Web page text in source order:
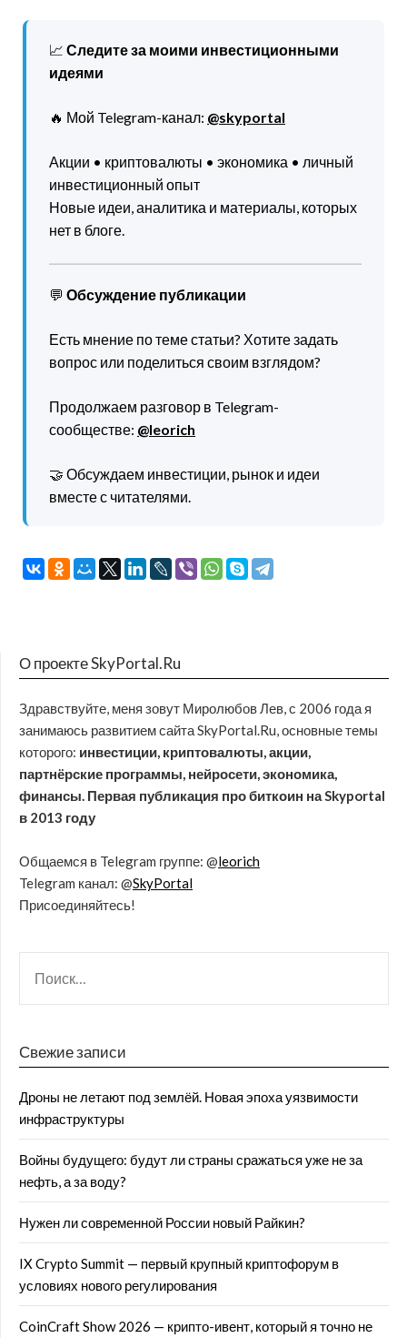
📈 Следите за моими инвестиционными
идеями
🔥 Мой Telegram-канал: @skyportal
Акции • криптовалюты • экономика • личный
инвестиционный опыт
Новые идеи, аналитика и материалы, которых
нет в блоге.
💬 Обсуждение публикации
Есть мнение по теме статьи? Хотите задать
вопрос или поделиться своим взглядом?
Продолжаем разговор в Telegram-
сообществе: @leorich
🤝 Обсуждаем инвестиции, рынок и идеи
вместе с читателями.
О проекте SkyPortal.Ru
Здравствуйте, меня зовут Миролюбов Лев, с 2006 года я
занимаюсь развитием сайта SkyPortal.Ru, основные темы
которого: инвестиции, криптовалюты, акции,
партнёрские программы, нейросети, экономика,
финансы. Первая публикация про биткоин на Skyportal
в 2013 году
Общаемся в Telegram группе: @leorich
Telegram канал: @SkyPortal
Присоединяйтесь!
Свежие записи
Дроны не летают под землёй. Новая эпоха уязвимости
инфраструктуры
Войны будущего: будут ли страны сражаться уже не за
нефть, а за воду?
Нужен ли современной России новый Райкин?
IX Crypto Summit — первый крупный криптофорум в
условиях нового регулирования
CoinCraft Show 2026 — крипто-ивент, который я точно не